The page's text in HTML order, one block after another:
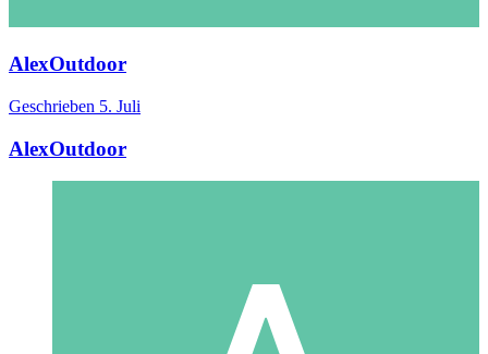
AlexOutdoor
Geschrieben 5. Juli
AlexOutdoor